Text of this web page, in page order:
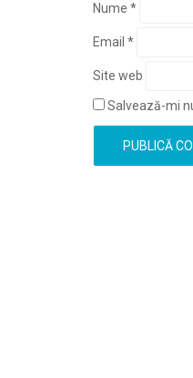
Nume *
Email *
Site web
Salvează-mi